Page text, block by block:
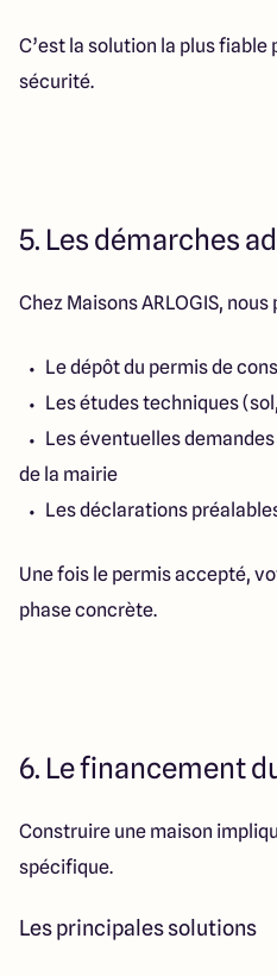
C’est la solution la plus
sécurité.
5. Les démarches
Chez Maisons ARLOGIS,
Le dépôt du permis de
Les études techniques
Les éventuelles
de la mairie
Les déclarations
Une fois le permis accepté,
phase concrète.
6. Le financement
Construire une maison
spécifique.
Les principales solutions